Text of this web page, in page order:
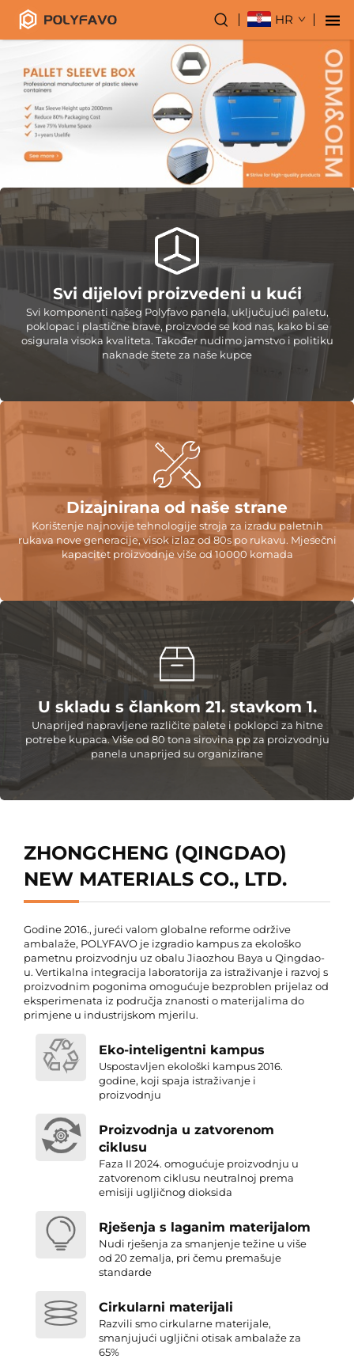
HR
Svi dijelovi proizvedeni u kući
Svi komponenti našeg Polyfavo panela, uključujući paletu,
poklopac i plastične brave, proizvode se kod nas, kako bi se
osigurala visoka kvaliteta. Također nudimo jamstvo i politiku
naknade štete za naše kupce
Dizajnirana od naše strane
Korištenje najnovije tehnologije stroja za izradu paletnih
rukava nove generacije, visok izlaz od 80s po rukavu. Mjesečni
kapacitet proizvodnje više od 10000 komada
U skladu s člankom 21. stavkom 1.
Unaprijed napravljene različite palete i poklopci za hitne
potrebe kupaca. Više od 80 tona sirovina pp za proizvodnju
panela unaprijed su organizirane
ZHONGCHENG (QINGDAO)
NEW MATERIALS CO., LTD.
Godine 2016., jureći valom globalne reforme održive
ambalaže, POLYFAVO je izgradio kampus za ekološko
pametnu proizvodnju uz obalu Jiaozhou Baya u Qingdao-
u. Vertikalna integracija laboratorija za istraživanje i razvoj s
proizvodnim pogonima omogućuje bezproblen prijelaz od
eksperimenata iz područja znanosti o materijalima do
primjene u industrijskom mjerilu.
Eko-inteligentni kampus
Uspostavljen ekološki kampus 2016.
godine, koji spaja istraživanje i
proizvodnju
Proizvodnja u zatvorenom
ciklusu
Faza II 2024. omogućuje proizvodnju u
zatvorenom ciklusu neutralnoj prema
emisiji ugljičnog dioksida
Rješenja s laganim materijalom
Nudi rješenja za smanjenje težine u više
od 20 zemalja, pri čemu premašuje
standarde
Cirkularni materijali
Razvili smo cirkularne materijale,
smanjujući ugljični otisak ambalaže za
65%